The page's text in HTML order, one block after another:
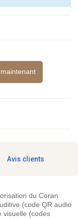
Avis clients
du Coran
(code QR audio
visuelle (codes